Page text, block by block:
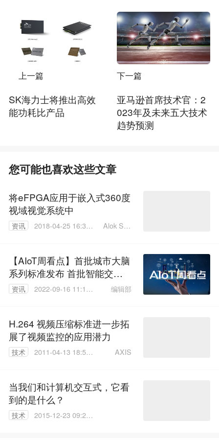
上一篇
SK海力士将推出高效
能功耗比产品
下一篇
亚马逊首席技术官：2
023年及未来五大技术
趋势预测
您可能也喜欢这些文章
将eFPGA应用于嵌入式360度
视域视觉系统中
资讯
2018-04-25 16:37:
Alok San
【AIoT周看点】首批城市大脑
系列标准发布 首批智能交通
先导应用试点项目公布
资讯
2022-09-16 11:15:
编辑部
H.264 视频压缩标准进一步拓
展了视频监控的应用潜力
技术
2011-04-13 18:50:
AXIS
当我们和计算机交互式，它看
到的是什么？
技术
2015-12-23 09:29: